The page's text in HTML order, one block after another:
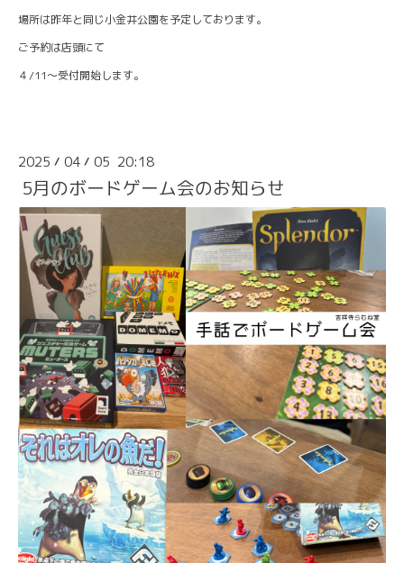
場所は昨年と同じ小金井公園を予定しております。
ご予約は店頭にて
４/11～受付開始します。
2025 / 04 / 05 20:18
5月のボードゲーム会のお知らせ